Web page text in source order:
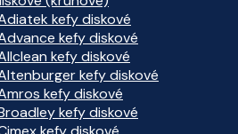
kefy diskové
kefy diskové
kefy diskové
kefy diskové
kefy diskové
kefy diskové